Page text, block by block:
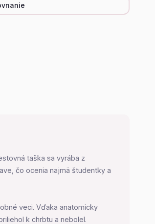
taška sa vyrába z
čo ocenia najmä študentky a
veci. Vďaka anatomicky
k chrbtu a nebolel.